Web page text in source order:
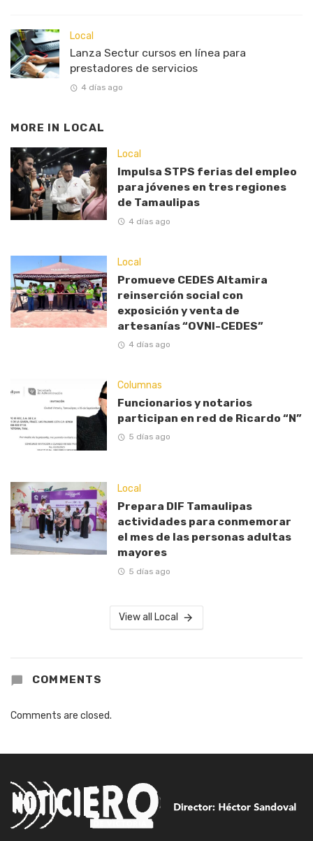
Local
Lanza Sectur cursos en línea para
prestadores de servicios
4 días ago
MORE IN LOCAL
Local
Impulsa STPS ferias del empleo
para jóvenes en tres regiones
de Tamaulipas
4 días ago
Local
Promueve CEDES Altamira
reinserción social con
exposición y venta de
artesanías “OVNI-CEDES”
4 días ago
Columnas
Funcionarios y notarios
participan en red de Ricardo “N”
5 días ago
Local
Prepara DIF Tamaulipas
actividades para conmemorar
el mes de las personas adultas
mayores
5 días ago
View all Local
COMMENTS
Comments are closed.